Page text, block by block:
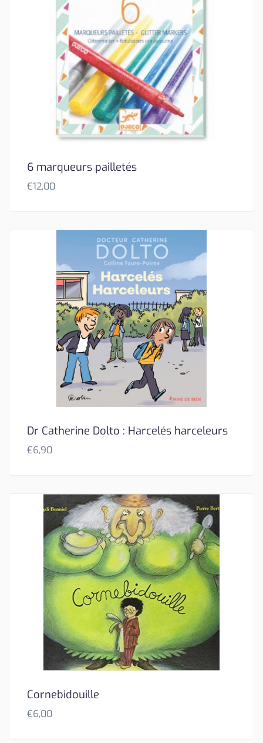
6 marqueurs pailletés
€12,00
Dr Catherine Dolto : Harcelés harceleurs
€6,90
Cornebidouille
€6,00